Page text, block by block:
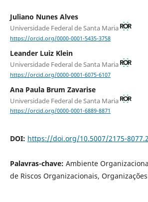
Juliano Nunes Alves
Universidade Federal de Santa Maria
https://orcid.org/0000-0001-5435-3758
Leander Luiz Klein
Universidade Federal de Santa Maria
https://orcid.org/0000-0001-6075-6107
Ana Paula Brum Zavarise
Universidade Federal de Santa Maria
https://orcid.org/0000-0001-6889-8871
DOI: https://doi.org/10.5007/2175-
Palavras-chave: Ambiente
de Riscos Organizacionais,